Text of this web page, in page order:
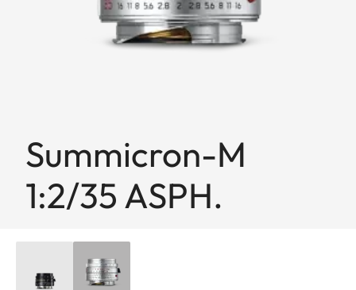
Summicron-M
1:2/35 ASPH.